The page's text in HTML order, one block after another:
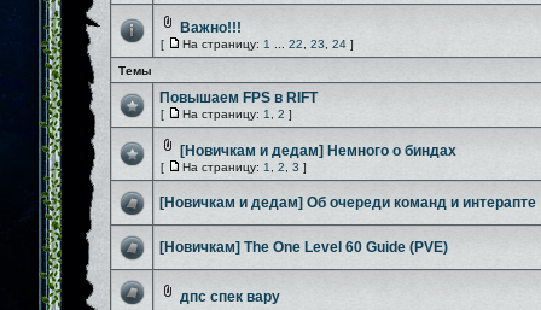
Важно!!!
[ На страницу: 1 22 23 24 ]
Темы
Повышаем FPS в RIFT
[ На страницу: 1 2 ]
[Новичкам и дедам] Немного о биндах
[ На страницу: 1 2 3 ]
[Новичкам и дедам] Об очереди команд и интерапте
[Новичкам] The One Level 60 Guide (PVE)
дпс спек вару